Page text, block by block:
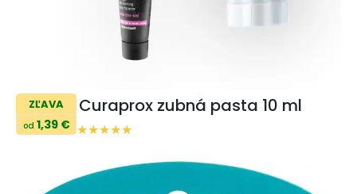
ZĽAVA
od 1,39 €
Curaprox zubná pasta 10 ml